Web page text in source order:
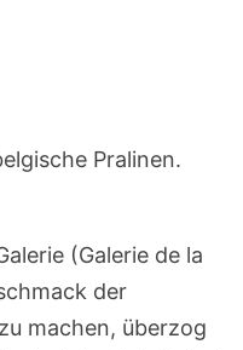
Pralinen.
(Galerie de la
der
machen, überzog